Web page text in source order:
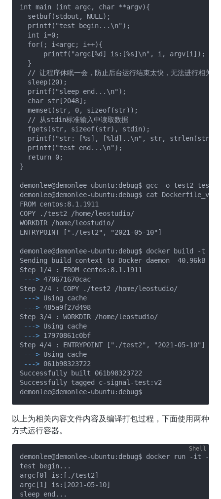
int main (int argc, char **argv){
  setbuf(stdout, NULL);
  printf("test begin...\n");
  int i=0;
  for(; i<argc; i++){
      printf("argc[%d] is:[%s]\n", i, argv[i]);
  }
// 让程序休眠一会，防止后台运行结束太快，无法进行相关监
  sleep(20);
  printf("sleep end...\n");
  char str[2048];
  memset(str, 0, sizeof(str));
  // 从stdin标准输入中读取数据
  fgets(str, sizeof(str), stdin);
  printf("str: [%s], [%ld]..\n", str, strlen(str));
  printf("test end...\n");
  return 0;
}
demonlee@demonlee-ubuntu:debug$ gcc -o test2
demonlee@demonlee-ubuntu:debug$ cat Dockerfile_v2
FROM centos:8.1.1911
COPY ./test2 /home/leostudio/
WORKDIR /home/leostudio/
ENTRYPOINT ["./test2", "2021-05-10"]
demonlee@demonlee-ubuntu:debug$ docker build
Sending build context to Docker daemon  40.96kB
---> 470671670cac
---> Using cache
---> 485a9f27d498
---> Using cache
---> 17970861c0bf
---> Using cache
---> 061b98323722
Successfully built 061b98323722
Successfully tagged c-signal-test:v2
以上为相关内容文件内容及编译打包过程，下面使用两种
方式运行容器。
demonlee@demonlee-ubuntu:debug$ docker run -
test begin...
argc[0] is:[./test2]
argc[1] is:[2021-05-10]
sleep end...